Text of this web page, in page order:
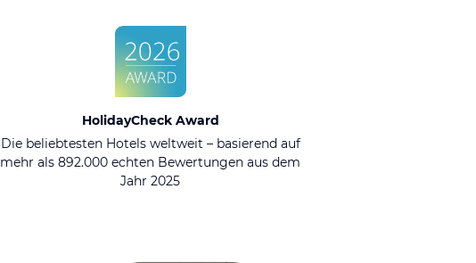
HolidayCheck Award
Die beliebtesten Hotels weltweit – basierend auf
mehr als 892.000 echten Bewertungen aus dem
Jahr 2025